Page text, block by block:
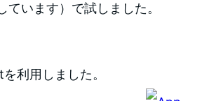
ています）で試しました。
利用しました。